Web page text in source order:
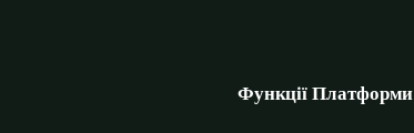
Функції Платформи